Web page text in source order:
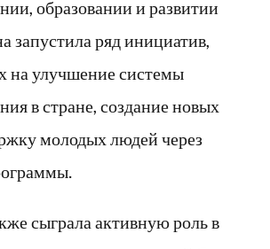
образовании и развитии
запустила ряд инициатив,
на улучшение системы
в стране, создание новых
молодых людей через
сыграла активную роль в